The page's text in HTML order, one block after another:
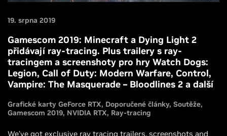
19. srpna 2019
Gamescom 2019: Minecraft a Dying Light 2
přidávají ray-tracing. Plus trailery s ray-
tracingem a screenshoty pro hry Watch Dogs:
Legion, Call of Duty: Modern Warfare, Control,
Vampire: The Masquerade – Bloodlines 2 a další
Grafické karty GeForce RTX Doporučené články Soutěže
Gamescom 2019 NVIDIA RTX Ray-tracing
We’ve got exclusive ray tracing trailers, screenshots and